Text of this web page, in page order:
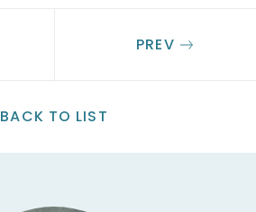
BACK TO LIST
PREV